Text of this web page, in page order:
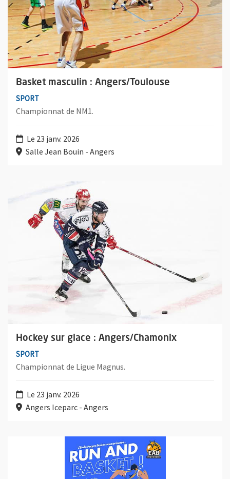
Basket masculin : Angers/Toulouse
SPORT
Championnat de NM1.
Le 23 janv. 2026
Salle Jean Bouin - Angers
Hockey sur glace : Angers/Chamonix
SPORT
Championnat de Ligue Magnus.
Le 23 janv. 2026
Angers Iceparc - Angers
Plus d'information sur l'évènement : Hockey sur glace :
Plus d'information sur l'évènement : Run and basket EAB